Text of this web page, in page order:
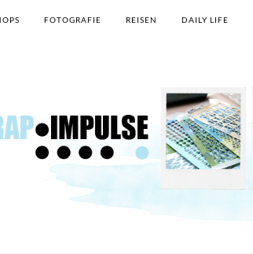
FOTOGRAFIE REISEN DAILY LIFE